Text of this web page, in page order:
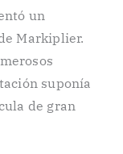
un
Markiplier.
suponía
de gran